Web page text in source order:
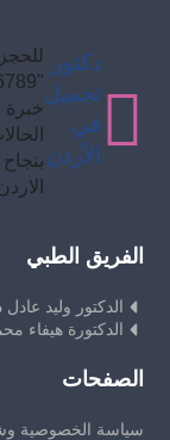
دكتور
تجميل
في
الأردن
الفريق الطبي
الدكتور وليد عادل
الدكتورة هيفاء
الصفحات
سياسة الخصوصية